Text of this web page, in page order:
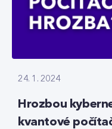
24. 1. 2024
Hrozbou
kvantové